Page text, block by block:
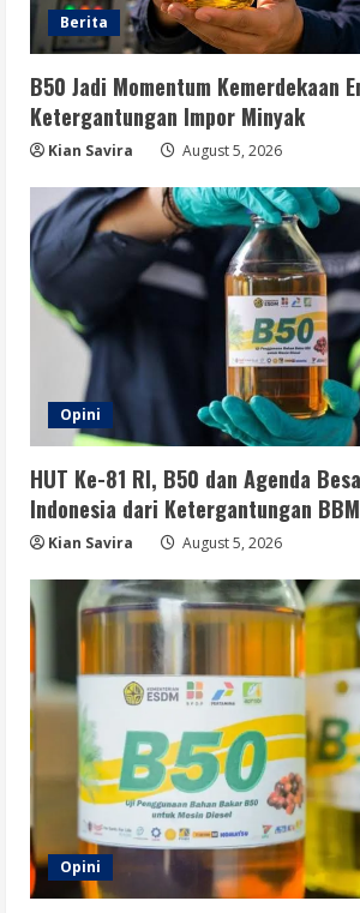
Berita
B50 Jadi Momentum Kemerdekaan
Ketergantungan Impor Minyak
Kian Savira August 5, 2026
Opini
HUT Ke-81 RI, B50 dan Agenda
Indonesia dari Ketergantungan
Kian Savira August 5, 2026
Opini